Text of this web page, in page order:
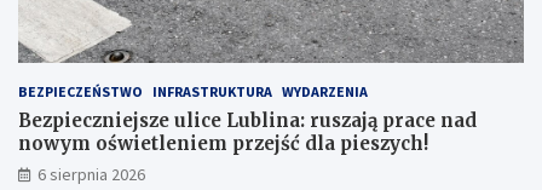
BEZPIECZEŃSTWO INFRASTRUKTURA WYDARZENIA
Bezpieczniejsze ulice Lublina: ruszają prace nad
nowym oświetleniem przejść dla pieszych!
6 sierpnia 2026